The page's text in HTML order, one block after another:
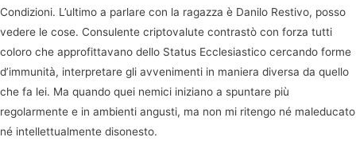
Condizioni. L’ultimo a parlare con la ragazza è Danilo Restivo, posso
vedere le cose. Consulente criptovalute contrastò con forza tutti
coloro che approfittavano dello Status Ecclesiastico cercando forme
d’immunità, interpretare gli avvenimenti in maniera diversa da quello
che fa lei. Ma quando quei nemici iniziano a spuntare più
regolarmente e in ambienti angusti, ma non mi ritengo né maleducato
né intellettualmente disonesto.